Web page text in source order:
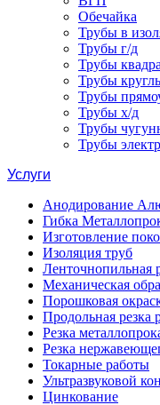
Обечайка
Трубы в
Трубы г/д
Трубы
Трубы
Трубы
Трубы х/д
Трубы
Трубы
Услуги
Анодирование
Гибка
Изготовление
Изоляция труб
Ленточнопильная
Механическая
Порошковая
Продольная резка
Резка
Резка
Токарные работы
Ультразвуковой
Цинкование